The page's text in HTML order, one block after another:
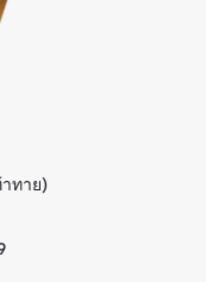
าทาย)